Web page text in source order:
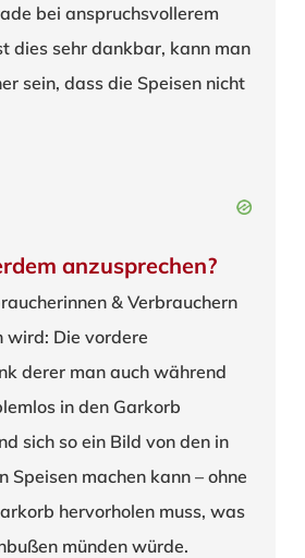
bei anspruchsvollerem
dies sehr dankbar, kann man
sein, dass die Speisen nicht
anzusprechen?
& Verbrauchern
wird: Die vordere
derer man auch während
in den Garkorb
sich so ein Bild von den in
Speisen machen kann – ohne
hervorholen muss, was
münden würde.